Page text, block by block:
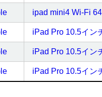
ipad mini4 Wi-Fi
iPad Pro 10.5イン
iPad Pro 10.5イン
iPad Pro 10.5イン